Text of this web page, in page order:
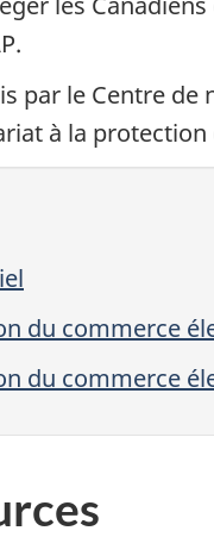
par le Centre
à la
du commerce
du commerce